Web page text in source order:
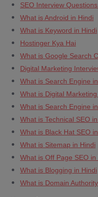
SEO Interview
What is Android in Hindi
What is Keyword in Hindi
Hostinger Kya Hai
What is Google Search
Digital Marketing
What is Search Engine
What is Digital
What is Search Engine
What is Technical SEO
What is Black Hat SEO
What is Sitemap in Hindi
What is Off Page SEO in
What is Blogging in Hindi
What is Domain